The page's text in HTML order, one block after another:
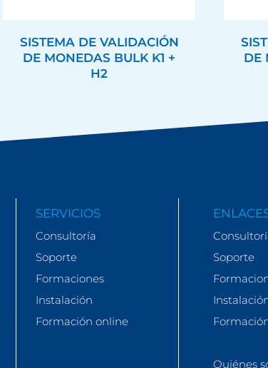
SISTEMA DE VALIDACIÓN
DE MONEDAS BULK K1 +
H2
DE
SERVICIOS
Consultoría
Soporte
Formaciones
Instalación
Formación online
Soporte
Quiénes